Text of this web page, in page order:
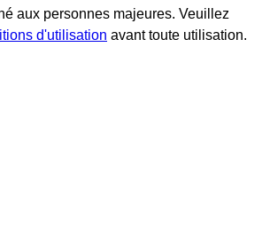
aux personnes majeures. Veuillez
d'utilisation avant toute utilisation.